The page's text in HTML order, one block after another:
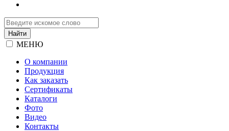
МЕНЮ
О компании
Продукция
Как заказать
Сертификаты
Каталоги
Фото
Видео
Контакты